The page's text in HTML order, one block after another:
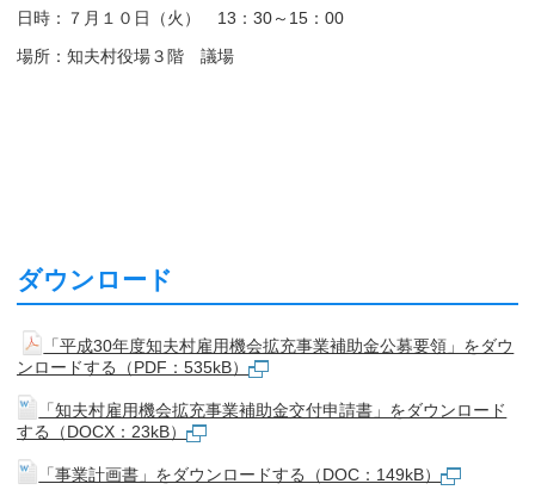
日時：７月１０日（火） 13：30～15：00
場所：知夫村役場３階 議場
ダウンロード
「平成30年度知夫村雇用機会拡充事業補助金公募要領」をダウ
ンロードする（PDF：535kB）
「知夫村雇用機会拡充事業補助金交付申請書」をダウンロード
する（DOCX：23kB）
「事業計画書」をダウンロードする（DOC：149kB）